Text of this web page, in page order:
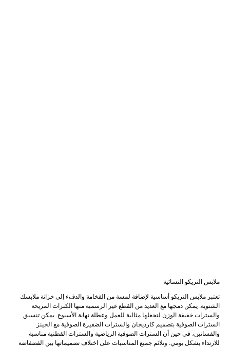
ملابس التريكو النسائية
تعتبر ملابس التريكو أساسية لإضافة لمسة من الفخامة والدفء إلى خزانة ملابسك
الشتوية. يمكن دمجها مع العديد من القطع غير الرسمية منها الكنزات المريحة
والسترات خفيفة الوزن لتجعلها مثالية للعمل وعطلة نهاية الأسبوع. يمكن تنسيق
السترات الصوفية بتصميم كارديجان والسترات الضفيرة الصوفية مع الجينز
والفساتين، في حين أن السترات الصوفية الرياضية والسترات القطنية مناسبة
للارتداء بشكل يومي. وتلائم جميع المناسبات على اختلاف تصميماتها بين الفضفاضة